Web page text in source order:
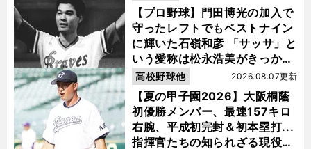
【プロ野球】門田博光の加入で
守ったレフトでもベストナイン
に輝いた石嶺和彦 「サッサ」と
いう愛称は松永浩美がきっか
け？
【夏の甲子園2026】大阪桐蔭
初優勝メンバー、最速157キロ
右腕、平成初完封＆初本塁打...
指揮官たちの知られざる現役時
2026.08.07更新
高校野球他